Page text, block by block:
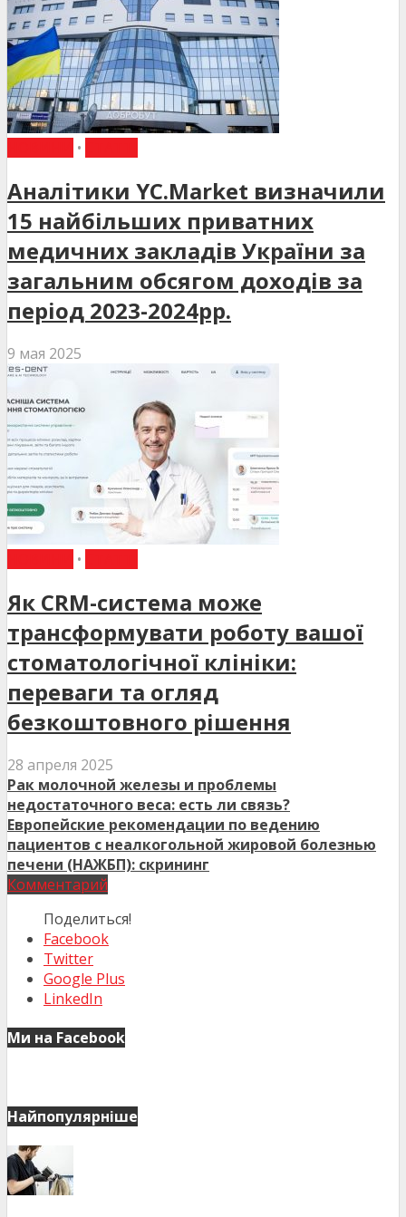
•
Аналітики YC.Market визначили
15 найбільших приватних
медичних закладів України за
загальним обсягом доходів за
період 2023-2024рр.
9 мая 2025
•
Як CRM-система може
трансформувати роботу вашої
стоматологічної клініки:
переваги та огляд
безкоштовного рішення
28 апреля 2025
Рак молочной железы и проблемы
недостаточного веса: есть ли связь?
Европейские рекомендации по ведению
пациентов с неалкогольной жировой болезнью
печени (НАЖБП): скрининг
Комментарий
Поделиться!
Facebook
Twitter
Google Plus
LinkedIn
Ми на Facebook
Найпопулярніше